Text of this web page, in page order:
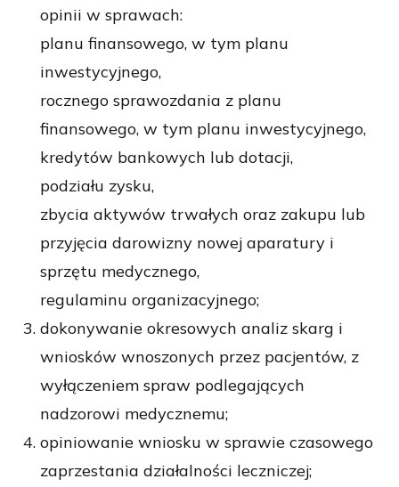
opinii w sprawach:
planu finansowego, w tym planu
inwestycyjnego,
rocznego sprawozdania z planu
finansowego, w tym planu inwestycyjnego,
kredytów bankowych lub dotacji,
podziału zysku,
zbycia aktywów trwałych oraz zakupu lub
przyjęcia darowizny nowej aparatury i
sprzętu medycznego,
regulaminu organizacyjnego;
dokonywanie okresowych analiz skarg i
wniosków wnoszonych przez pacjentów, z
wyłączeniem spraw podlegających
nadzorowi medycznemu;
opiniowanie wniosku w sprawie czasowego
zaprzestania działalności leczniczej;